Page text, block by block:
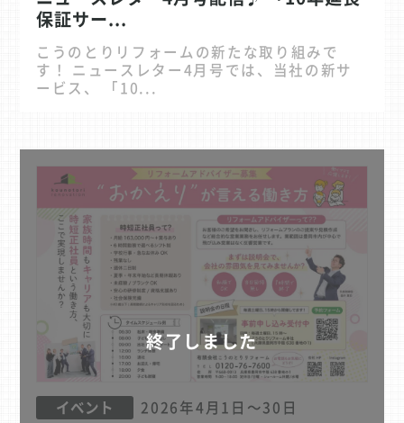
保証サー...
こうのとりリフォームの新たな取り組みで
す！ ニュースレター4月号では、当社の新サ
ービス、 「10...
イベント 2026年4月1日～30日
終了しました